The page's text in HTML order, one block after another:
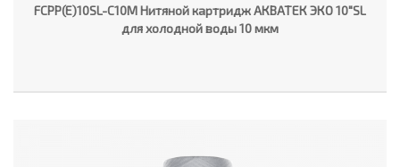
FCPP(E)10SL-C10M Нитяной картридж АКВАТЕК ЭКО 10"SL
для холодной воды 10 мкм